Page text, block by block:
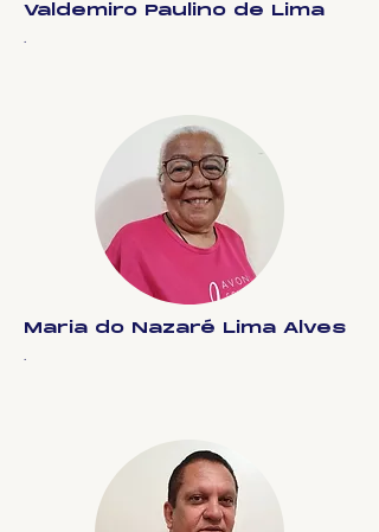
Valdemiro Paulino de Lima
.
Maria do Nazaré Lima Alves
.